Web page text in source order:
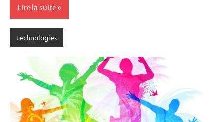
Lire la suite
technologies